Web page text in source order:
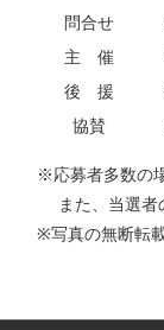
問合せ
主 催
後 援
協賛
※応募者多数の
また、当選者
※写真の無断転